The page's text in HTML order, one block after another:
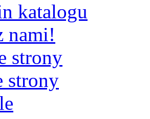
katalogu
nami!
strony
strony